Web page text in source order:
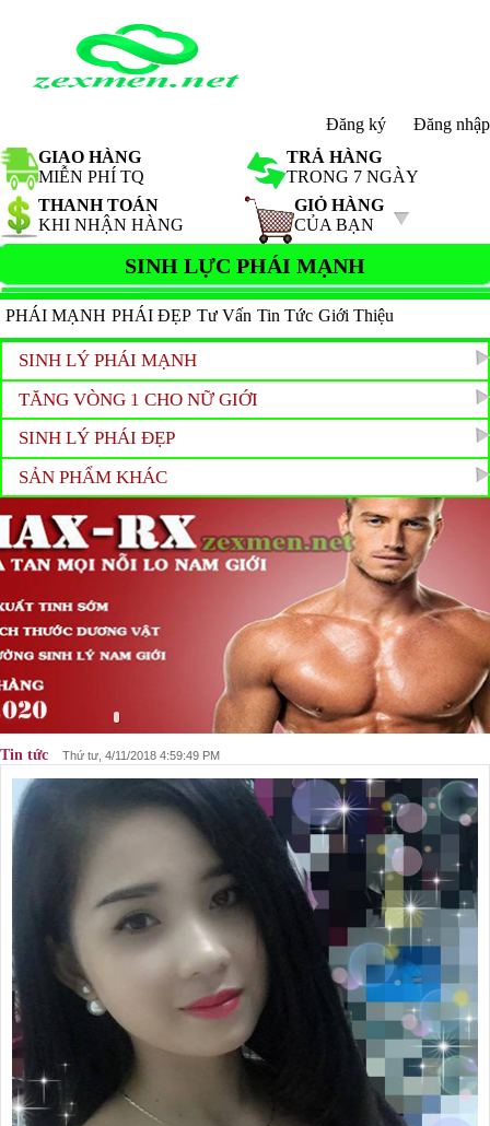
Đăng ký
Đăng nhập
GIAO HÀNG
MIỄN PHÍ TQ
TRẢ HÀNG
TRONG 7 NGÀY
THANH TOÁN
KHI NHẬN HÀNG
GIỎ HÀNG
CỦA BẠN
SINH LỰC PHÁI MẠNH
PHÁI MẠNH PHÁI ĐẸP Tư Vấn Tin Tức Giới Thiệu
SINH LÝ PHÁI MẠNH
TĂNG VÒNG 1 CHO NỮ GIỚI
SINH LÝ PHÁI ĐẸP
SẢN PHẨM KHÁC
Tin tức Thứ tư, 4/11/2018 4:59:49 PM